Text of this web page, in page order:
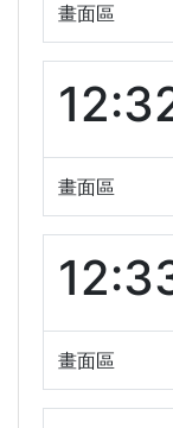
畫面區
畫面區
畫面區